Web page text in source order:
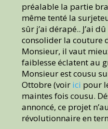
préalable la partie
même tenté la
sûr j’ai dérapé.. J’ai
consolider la couture
Monsieur, il vaut
faiblesse éclatent au
Monsieur est cousu
Ottobre (voir ici pour
maintes fois cousu.
annoncé, ce projet
révolutionnaire en